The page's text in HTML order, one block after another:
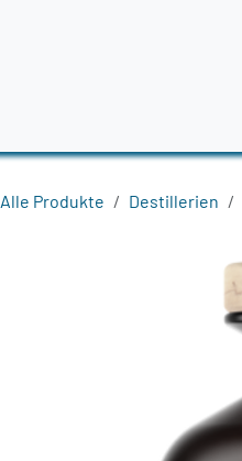
Alle Produkte Destillerien